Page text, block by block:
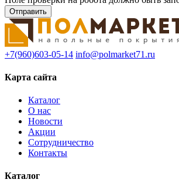
+7(960)603-05-14 info@polmarket71.ru
Карта сайта
Каталог
О нас
Новости
Акции
Сотрудничество
Контакты
Каталог